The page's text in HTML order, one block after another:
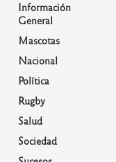
Información
General
Mascotas
Nacional
Política
Rugby
Salud
Sociedad